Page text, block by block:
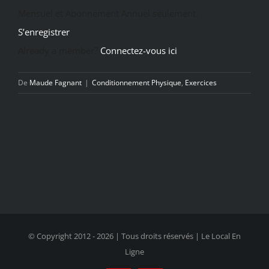
S’enregistrer
Connectez-vous ici
De Maude Fagnant | Conditionnement Physique, Exercices
© Copyright 2012 -2026 | Tous droits réservés | Le Local En
Ligne